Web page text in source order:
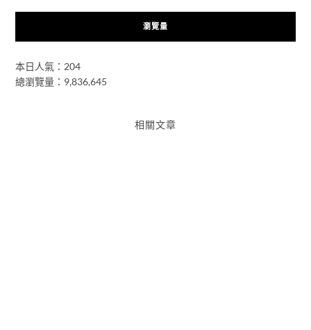
瀏覽量
本日人氣：204
總瀏覽量：9,836,645
相關文章